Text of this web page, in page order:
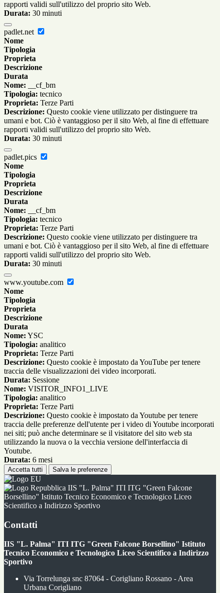
rapporti validi sull'utilizzo del proprio sito Web.
Durata: 30 minuti
padlet.net
Nome
Tipologia
Proprieta
Descrizione
Durata
Nome: __cf_bm
Tipologia: tecnico
Proprieta: Terze Parti
Descrizione: Questo cookie viene utilizzato per distinguere tra
umani e bot. Ciò è vantaggioso per il sito Web, al fine di effettuare
rapporti validi sull'utilizzo del proprio sito Web.
Durata: 30 minuti
padlet.pics
Nome
Tipologia
Proprieta
Descrizione
Durata
Nome: __cf_bm
Tipologia: tecnico
Proprieta: Terze Parti
Descrizione: Questo cookie viene utilizzato per distinguere tra
umani e bot. Ciò è vantaggioso per il sito Web, al fine di effettuare
rapporti validi sull'utilizzo del proprio sito Web.
Durata: 30 minuti
www.youtube.com
Nome
Tipologia
Proprieta
Descrizione
Durata
Nome: YSC
Tipologia: analitico
Proprieta: Terze Parti
Descrizione: Questo cookie è impostato da YouTube per tenere
traccia delle visualizzazioni dei video incorporati.
Durata: Sessione
Nome: VISITOR_INFO1_LIVE
Tipologia: analitico
Proprieta: Terze Parti
Descrizione: Questo cookie è impostato da Youtube per tenere
traccia delle preferenze dell'utente per i video di Youtube incorporati
nei siti; può anche determinare se il visitatore del sito web sta
utilizzando la nuova o la vecchia versione dell'interfaccia di
Youtube.
Durata: 6 mesi
Accetta tutti Salva le preferenze
IIS "L. Palma" ITI ITG "Green Falcone
Borsellino" Istituto Tecnico Economico e Tecnologico Liceo
Scientifico a Indirizzo Sportivo
Contatti
IIS "L. Palma" ITI ITG "Green Falcone Borsellino" Istituto
Tecnico Economico e Tecnologico Liceo Scientifico a Indirizzo
Sportivo
Via Torrelunga snc 87064 - Corigliano Rossano - Area
Urbana Corigliano